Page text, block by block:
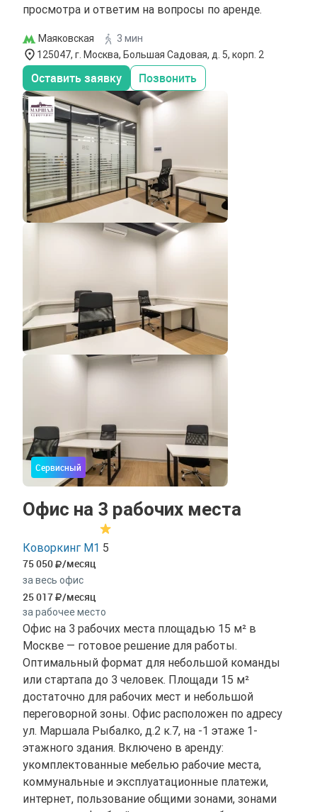
просмотра и ответим на вопросы по аренде.
Маяковская
3 мин
125047, г. Москва, Большая Садовая, д. 5, корп. 2
Оставить заявку Позвонить
Сервисный
Офис на 3 рабочих места
Коворкинг М1 5
75 050 /месяц
за весь офис
25 017 /месяц
за рабочее место
Офис на 3 рабочих места площадью 15 м² в
Москве — готовое решение для работы.
Оптимальный формат для небольшой команды
или стартапа до 3 человек. Площади 15 м²
достаточно для рабочих мест и небольшой
переговорной зоны. Офис расположен по адресу
ул. Маршала Рыбалко, д.2 к.7, на -1 этаже 1-
этажного здания. Включено в аренду:
укомплектованные мебелью рабочие места,
коммунальные и эксплуатационные платежи,
интернет, пользование общими зонами, зонами